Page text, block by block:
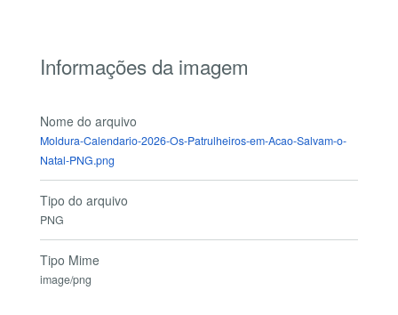
Informações da imagem
Nome do arquivo
Moldura-Calendario-2026-Os-Patrulheiros-em-Acao-Salvam-o-
Natal-PNG.png
Tipo do arquivo
PNG
Tipo Mime
image/png